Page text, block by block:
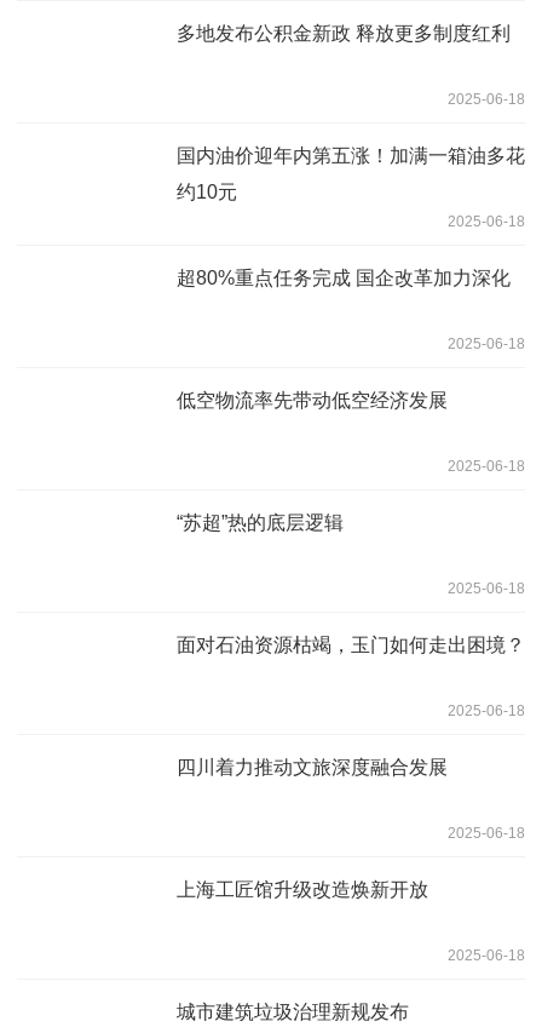
多地发布公积金新政 释放更多制度红利
2025-06-18
国内油价迎年内第五涨！加满一箱油多花
约10元
2025-06-18
超80%重点任务完成 国企改革加力深化
2025-06-18
低空物流率先带动低空经济发展
2025-06-18
“苏超”热的底层逻辑
2025-06-18
面对石油资源枯竭，玉门如何走出困境？
2025-06-18
四川着力推动文旅深度融合发展
2025-06-18
上海工匠馆升级改造焕新开放
2025-06-18
城市建筑垃圾治理新规发布